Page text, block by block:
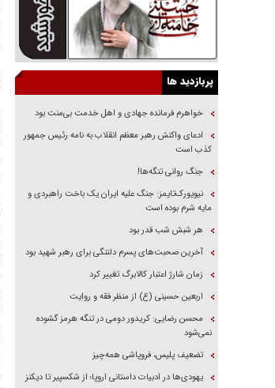
پربازدید ها
خواهرم فرمانده جهادی و اهل خدمت بی‌منت بود
ادعای واکنش رهبر معظم انقلاب به نامه رئیس جمهور
کذب است
جنگ روانی تنگه‌ها!
نیویورک‌تایمز: جنگ علیه ایران یک باخت راهبردی و
مایه شرم بوده است
هر شبش شب قدر بود
آخرین صحبت‌های پسرم دلتنگی برای رهبر شهید بود
زمان شارژ اعتبار کالابرگ تغییر کرد
اربعین حسینی (ع) از منظر فقه و روایت
محسن رضایی: کریدور دومی در تنگه هرمز گشوده
نمی‌شود
تضعیف پلیس، فروپاشی همه‌چیز
یهودی‌ها در ادبیات داستانی اروپا؛ از شکسپیر تا دیکنز